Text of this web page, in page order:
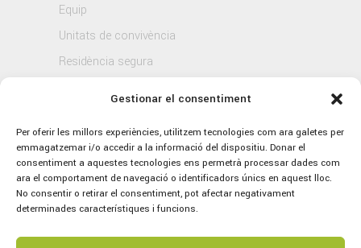
Gestionar el consentiment
Per oferir les millors experiències, utilitzem tecnologies com ara galetes per
emmagatzemar i/o accedir a la informació del dispositiu. Donar el
consentiment a aquestes tecnologies ens permetrà processar dades com
ara el comportament de navegació o identificadors únics en aquest lloc.
No consentir o retirar el consentiment, pot afectar negativament
determinades característiques i funcions.
Equip
Unitats de convivència
Residència segura